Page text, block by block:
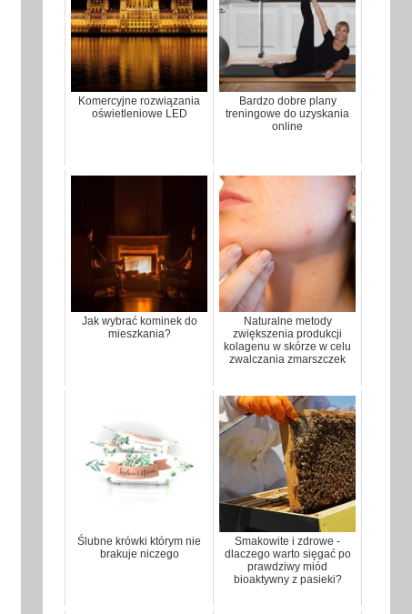
Komercyjne rozwiązania
oświetleniowe LED
Bardzo dobre plany
treningowe do uzyskania
online
Jak wybrać kominek do
mieszkania?
Naturalne metody
zwiększenia produkcji
kolagenu w skórze w celu
zwalczania zmarszczek
Ślubne krówki którym nie
brakuje niczego
Smakowite i zdrowe -
dlaczego warto sięgać po
prawdziwy miód
bioaktywny z pasieki?